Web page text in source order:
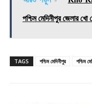
পশ্চিম মেদিনীপুর জেলার খো
TAGS পশ্চিম মেদিনীপুর পশ্চিম